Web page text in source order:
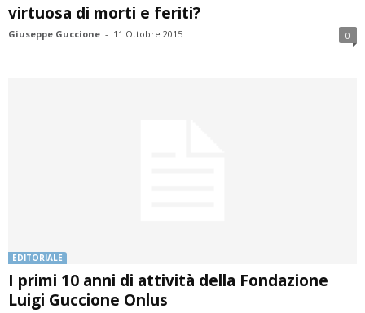
virtuosa di morti e feriti?
Giuseppe Guccione - 11 Ottobre 2015 0
EDITORIALE
I primi 10 anni di attività della Fondazione
Luigi Guccione Onlus